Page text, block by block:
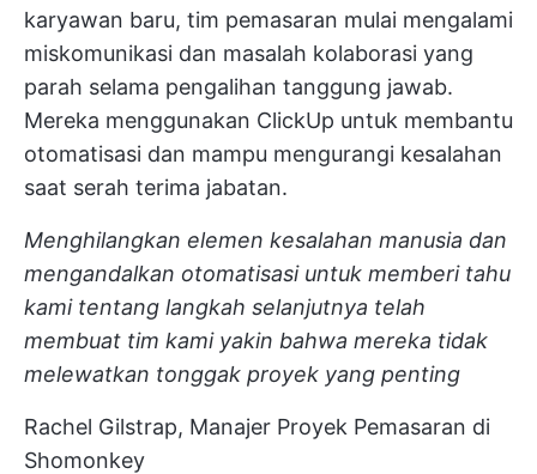
karyawan baru, tim pemasaran mulai mengalami
miskomunikasi dan masalah kolaborasi yang
parah selama pengalihan tanggung jawab.
Mereka menggunakan ClickUp untuk membantu
otomatisasi dan mampu mengurangi kesalahan
saat serah terima jabatan.
Menghilangkan elemen kesalahan manusia dan
mengandalkan otomatisasi untuk memberi tahu
kami tentang langkah selanjutnya telah
membuat tim kami yakin bahwa mereka tidak
melewatkan tonggak proyek yang penting
Rachel Gilstrap, Manajer Proyek Pemasaran di
Shomonkey